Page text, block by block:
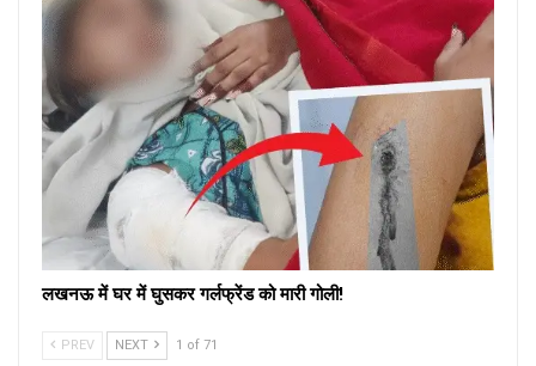
लखनऊ में घर में घुसकर गर्लफ्रेंड को मारी गोली!
PREV NEXT 1 of 71